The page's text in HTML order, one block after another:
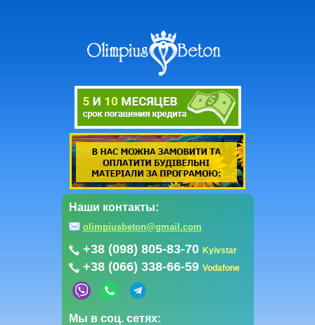
Наши контакты:
olimpiusbeton@gmail.com
+38 (098) 805-83-70 Kyivstar
+38 (066) 338-66-59 Vodafone
Мы в соц. сетях: